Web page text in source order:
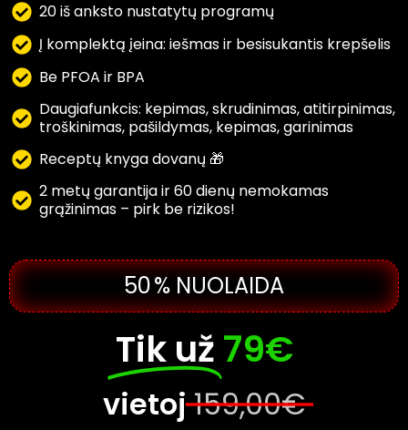
20 iš anksto nustatytų programų
Į komplektą įeina: iešmas ir besisukantis krepšelis
Be PFOA ir BPA
Daugiafunkcis: kepimas, skrudinimas, atitirpinimas,
troškinimas, pašildymas, kepimas, garinimas
Receptų knyga dovanų 🎁
2 metų garantija ir 60 dienų nemokamas
grąžinimas – pirk be rizikos!
50 % NUOLAIDA
Tik už 79€
vietoj159,00€